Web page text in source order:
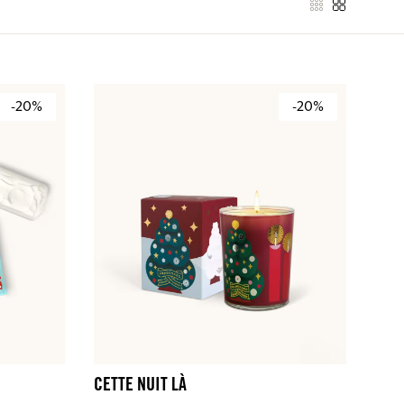
-20% -20%
CETTE NUIT LÀ